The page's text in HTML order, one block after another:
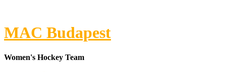
MAC Budapest
Women's Hockey Team